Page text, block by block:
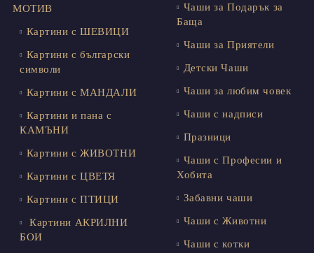
МОТИВ
Картини с ШЕВИЦИ
Картини с български
символи
Картини с МАНДАЛИ
Картини и пана с
КАМЪНИ
Картини с ЖИВОТНИ
Картини с ЦВЕТЯ
Картини с ПТИЦИ
Картини АКРИЛНИ
БОИ
Чаши за Подарък за
Баща
Чаши за Приятели
Детски Чаши
Чаши за любим човек
Чаши с надписи
Празници
Чаши с Професии и
Хобита
Забавни чаши
Чаши с Животни
Чаши с котки